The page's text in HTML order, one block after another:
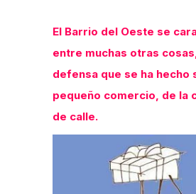
El Barrio del Oeste se
entre muchas otras
defensa que se ha hecho
pequeño comercio, de la
de calle.